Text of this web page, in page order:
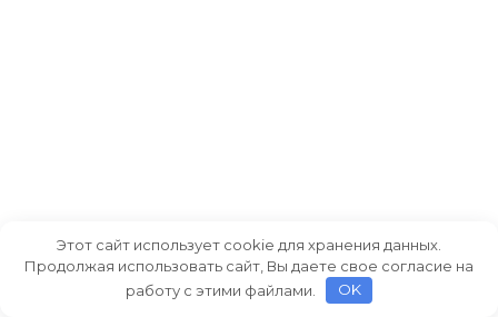
Этот сайт использует cookie для хранения данных.
Продолжая использовать сайт, Вы даете свое согласие на
работу с этими файлами.
OK